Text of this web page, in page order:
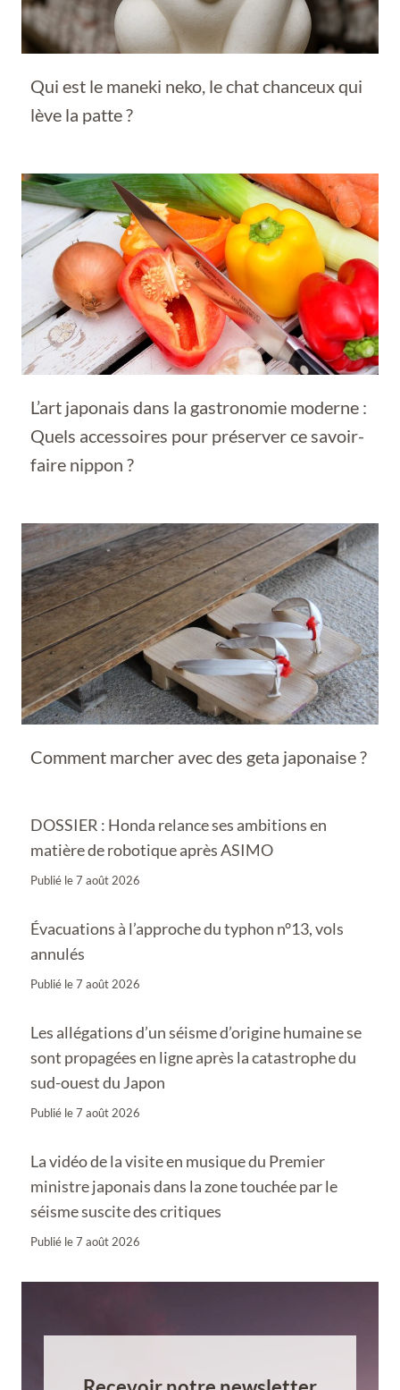
Qui est le maneki neko, le chat chanceux qui
lève la patte ?
L’art japonais dans la gastronomie moderne :
Quels accessoires pour préserver ce savoir-
faire nippon ?
Comment marcher avec des geta japonaise ?
DOSSIER : Honda relance ses ambitions en
matière de robotique après ASIMO
Publié le7 août 2026
Évacuations à l’approche du typhon n°13, vols
annulés
Publié le7 août 2026
Les allégations d’un séisme d’origine humaine se
sont propagées en ligne après la catastrophe du
sud-ouest du Japon
Publié le7 août 2026
La vidéo de la visite en musique du Premier
ministre japonais dans la zone touchée par le
séisme suscite des critiques
Publié le7 août 2026